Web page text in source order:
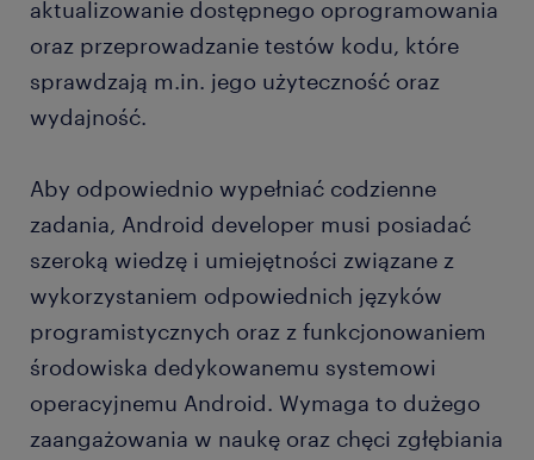
aktualizowanie dostępnego oprogramowania
oraz przeprowadzanie testów kodu, które
sprawdzają m.in. jego użyteczność oraz
wydajność.
Aby odpowiednio wypełniać codzienne
zadania, Android developer musi posiadać
szeroką wiedzę i umiejętności związane z
wykorzystaniem odpowiednich języków
programistycznych oraz z funkcjonowaniem
środowiska dedykowanemu systemowi
operacyjnemu Android. Wymaga to dużego
zaangażowania w naukę oraz chęci zgłębiania